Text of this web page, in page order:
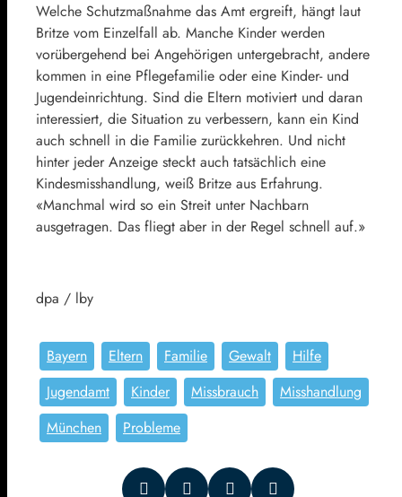
Welche Schutzmaßnahme das Amt ergreift, hängt laut
Britze vom Einzelfall ab. Manche Kinder werden
vorübergehend bei Angehörigen untergebracht, andere
kommen in eine Pflegefamilie oder eine Kinder- und
Jugendeinrichtung. Sind die Eltern motiviert und daran
interessiert, die Situation zu verbessern, kann ein Kind
auch schnell in die Familie zurückkehren. Und nicht
hinter jeder Anzeige steckt auch tatsächlich eine
Kindesmisshandlung, weiß Britze aus Erfahrung.
«Manchmal wird so ein Streit unter Nachbarn
ausgetragen. Das fliegt aber in der Regel schnell auf.»
dpa / lby
Bayern Eltern Familie Gewalt
Hilfe
Jugendamt
Kinder Missbrauch
Misshandlung
München
Probleme